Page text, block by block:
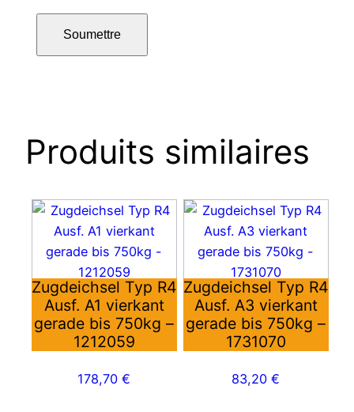
Produits similaires
Zugdeichsel Typ R4
Ausf. A1 vierkant
gerade bis 750kg –
1212059
178,70€
Zugdeichsel Typ R4
Ausf. A3 vierkant
gerade bis 750kg –
1731070
83,20€